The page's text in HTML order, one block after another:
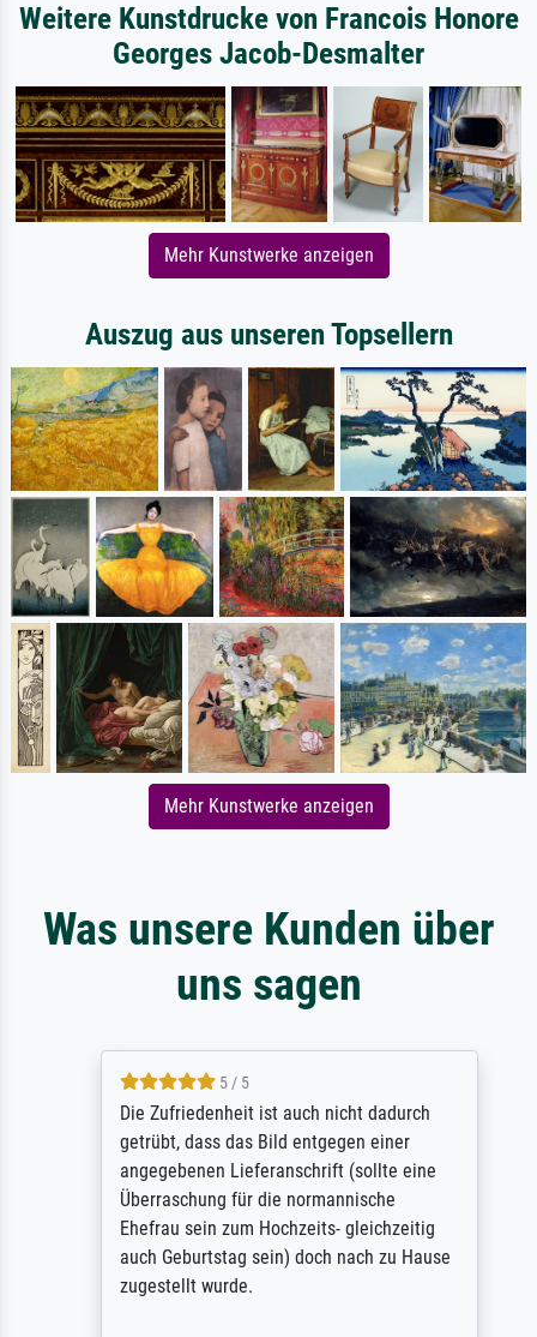
Weitere Kunstdrucke von Francois Honore
Georges Jacob-Desmalter
Mehr Kunstwerke anzeigen
Auszug aus unseren Topsellern
Mehr Kunstwerke anzeigen
Was unsere Kunden über
uns sagen
5 / 5
Die Zufriedenheit ist auch nicht dadurch
getrübt, dass das Bild entgegen einer
angegebenen Lieferanschrift (sollte eine
Überraschung für die normannische
Ehefrau sein zum Hochzeits- gleichzeitig
auch Geburtstag sein) doch nach zu Hause
zugestellt wurde.